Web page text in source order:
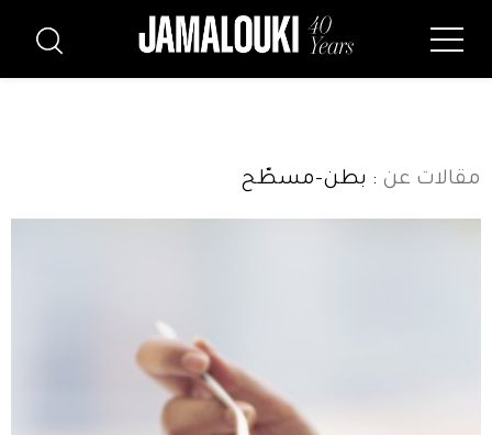
مقالات عن : بطن-مسطّح